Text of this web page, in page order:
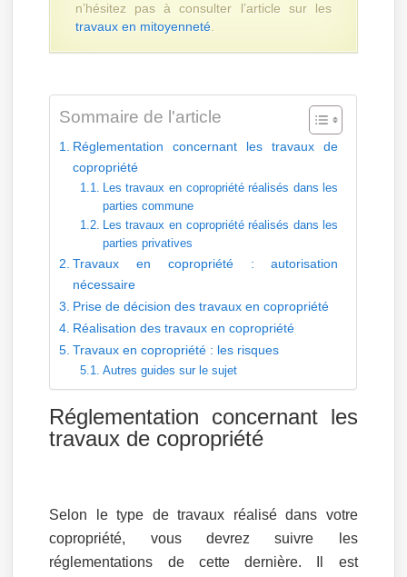
n’hésitez pas à consulter l’article sur les
travaux en mitoyenneté
Sommaire de l'article
Réglementation concernant les travaux de
copropriété
Les travaux en copropriété réalisés dans les
parties commune
Les travaux en copropriété réalisés dans les
parties privatives
Travaux en copropriété : autorisation
nécessaire
Prise de décision des travaux en copropriété
Réalisation des travaux en copropriété
Travaux en copropriété : les risques
Autres guides sur le sujet
Réglementation concernant les
travaux de copropriété
Selon le type de travaux réalisé dans votre
copropriété, vous devrez suivre les
réglementations de cette dernière. Il est